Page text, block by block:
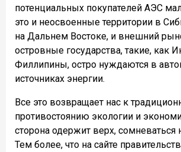
потенциальных покупателей АЭС
это и неосвоенные территории в
на Дальнем Востоке, и внешний
островные государства, такие, как
Филлипины, остро нуждаются в
источниках энергии.
Все это возвращает нас к
противостоянию экологии и
сторона одержит верх, сомневаться
Тем более, что на сайте